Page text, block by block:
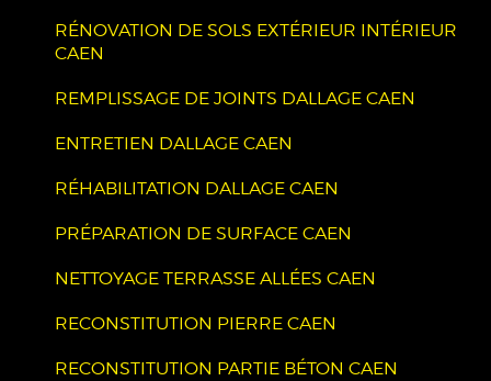
RÉNOVATION DE SOLS EXTÉRIEUR INTÉRIEUR
CAEN
REMPLISSAGE DE JOINTS DALLAGE CAEN
ENTRETIEN DALLAGE CAEN
RÉHABILITATION DALLAGE CAEN
PRÉPARATION DE SURFACE CAEN
NETTOYAGE TERRASSE ALLÉES CAEN
RECONSTITUTION PIERRE CAEN
RECONSTITUTION PARTIE BÉTON CAEN